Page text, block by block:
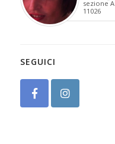
sezione
11026
SEGUICI